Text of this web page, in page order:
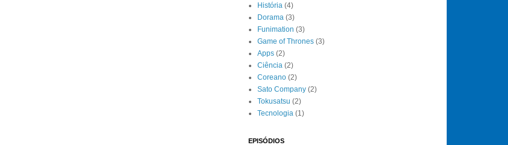
História (4)
Dorama (3)
Funimation (3)
Game of Thrones (3)
Apps (2)
Ciência (2)
Coreano (2)
Sato Company (2)
Tokusatsu (2)
Tecnologia (1)
EPISÓDIOS